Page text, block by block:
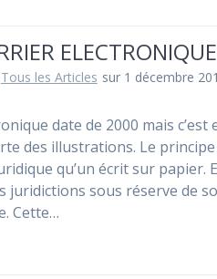
ELECTRONIQUE
Tous les Articles sur 1 décembre
date de 2000 mais c’est
des illustrations. Le
qu’un écrit sur papier.
juridictions sous réserve de
Cette…